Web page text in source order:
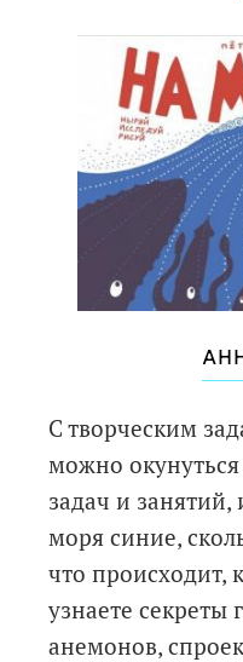
С творческим
можно
задач и
моря синие,
что происходит,
узнаете секреты
анемонов,